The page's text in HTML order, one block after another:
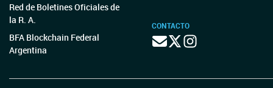
Red de Boletines Oficiales de
la R. A.
BFA Blockchain Federal
Argentina
CONTACTO